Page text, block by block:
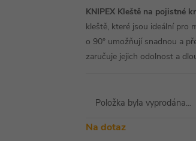
KNIPEX Kleště na pojistné
kleště, které jsou ideální pro
o 90° umožňují snadnou a
zaručuje jejich odolnost a
Položka byla vyprodána…
Na dotaz